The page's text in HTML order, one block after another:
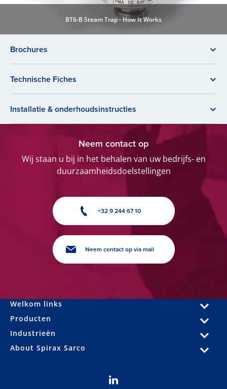
BT6-B Steam Trap - How It Works
Brochures
Technische Fiches
Installatie & onderhoudsinstructies
Neem contact op
Wij staan u bij in het behalen van uw bedrijfs- en
duurzaamheidsdoelstellingen
+32 9 244 67 10
Neem contact op via mail
Welkom links
Producten
Industrieën
About Spirax Sarco